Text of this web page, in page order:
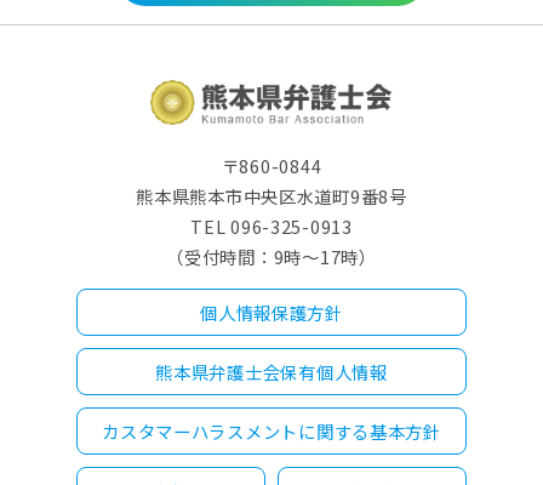
〒860-0844
熊本県熊本市中央区水道町9番8号
TEL 096-325-0913
（受付時間：9時～17時）
個人情報保護方針
熊本県弁護士会保有個人情報
カスタマーハラスメントに関する基本方針